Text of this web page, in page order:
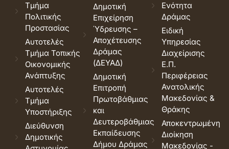
Τμήμα
Πολιτικής
Προστασίας
Αυτοτελές
Τμήμα Τοπικής
Οικονομικής
Ανάπτυξης
Αυτοτελές
Τμήμα
Υποστήριξης
Διεύθυνση
Δημοτικής
Δημοτική
Επιχείρηση
Ύδρευσης –
Αποχέτευσης
Δράμας
(ΔΕΥΑΔ)
Δημοτική
Επιτροπή
Πρωτοβάθμιας
και
Δευτεροβάθμιας
Εκπαίδευσης
Δήμου Δράμας
Ενότητα
Δράμας
Ειδική
Υπηρεσίας
Διαχείρισης
Ε.Π.
Περιφέρειας
Ανατολικής
Μακεδονίας &
Θράκης
Αποκεντρωμένη
Διοίκηση
Μακεδονίας -